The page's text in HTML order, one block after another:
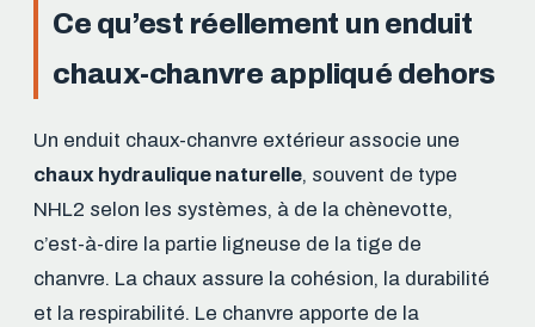
Ce qu’est réellement un enduit
chaux-chanvre appliqué dehors
Un enduit chaux-chanvre extérieur associe une
chaux hydraulique naturelle, souvent de type
NHL2 selon les systèmes, à de la chènevotte,
c’est-à-dire la partie ligneuse de la tige de
chanvre. La chaux assure la cohésion, la durabilité
et la respirabilité. Le chanvre apporte de la